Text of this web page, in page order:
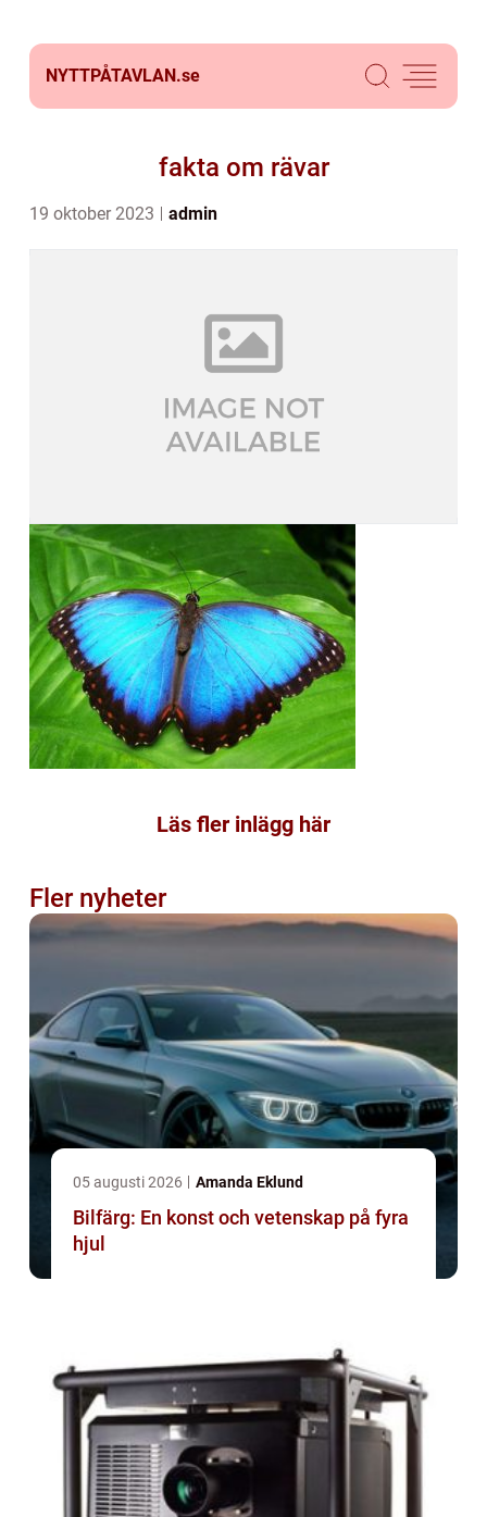
NYTTPÅTAVLAN.se
fakta om rävar
19 oktober 2023 admin
Läs fler inlägg här
Fler nyheter
05 augusti 2026 Amanda Eklund
Bilfärg: En konst och vetenskap på fyra
hjul